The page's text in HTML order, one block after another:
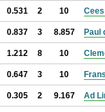
0.531 2 10
0.837 3 8.857 Paul
1.212 8 10
0.647 3 10
0.305 2 9.167 Ad